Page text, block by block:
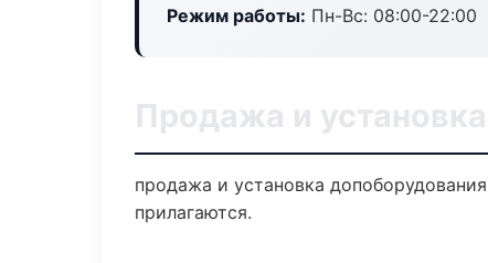
Режим работы: Пн-Вс: 08:00-22:00
Продажа и
продажа и установка
прилагаются.